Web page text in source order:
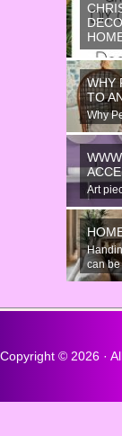
ideas...
WHY
TO
Why
there...
Art
great
can
Copyright © 2026 ·